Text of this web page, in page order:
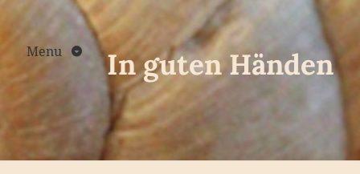
Skip
to
contentMenu In guten Händen